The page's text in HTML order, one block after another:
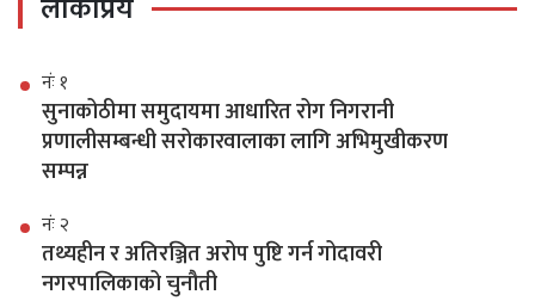
लोकप्रिय
नंः १
सुनाकोठीमा समुदायमा आधारित रोग निगरानी
प्रणालीसम्बन्धी सरोकारवालाका लागि अभिमुखीकरण
सम्पन्न
नंः २
तथ्यहीन र अतिरञ्जित अरोप पुष्टि गर्न गोदावरी
नगरपालिकाको चुनौती